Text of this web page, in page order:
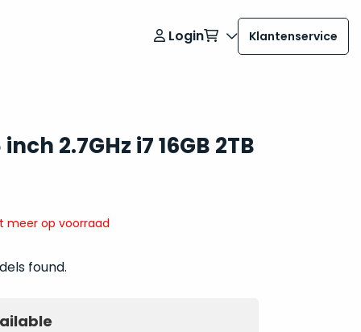
Login Klantenservice
2.7GHz i7 16GB 2TB
meer op voorraad
found.